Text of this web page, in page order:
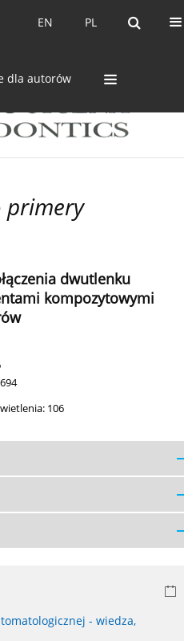
PL
EN PL
EN
dla autorów
primery
dwutlenku
kompozytowymi
106
- wiedza,